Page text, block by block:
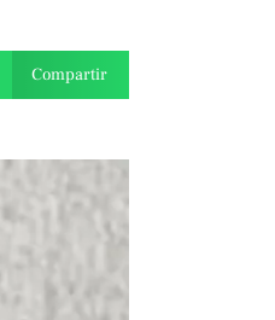
Compartir